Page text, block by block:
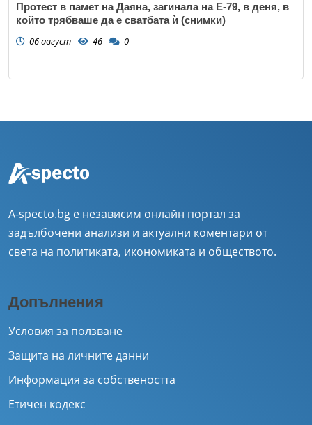
Протест в памет на Даяна, загинала на Е-79, в деня, в
който трябваше да е сватбата ѝ (снимки)
06 август 46 0
A-specto.bg е независим онлайн портал за
задълбочени анализи и актуални коментари от
света на политиката, икономиката и обществото.
Допълнения
Условия за ползване
Защита на личните данни
Информация за собствеността
Етичен кодекс